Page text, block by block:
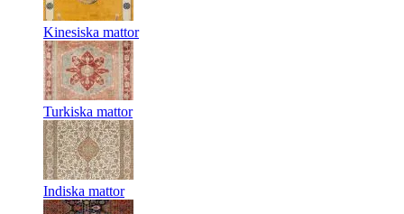
Kinesiska mattor
Turkiska mattor
Indiska mattor